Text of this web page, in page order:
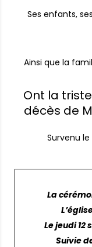
Ses enfants,
Ainsi que la
Ont la
décès de
Survenu le
La
Le jeudi 12
Suivie